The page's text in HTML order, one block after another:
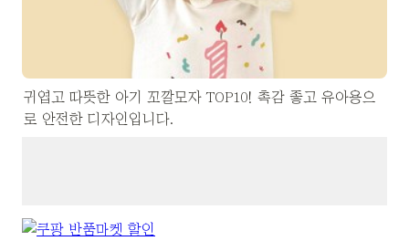
귀엽고 따뜻한 아기 꼬깔모자 TOP10! 촉감 좋고 유아용으
로 안전한 디자인입니다.